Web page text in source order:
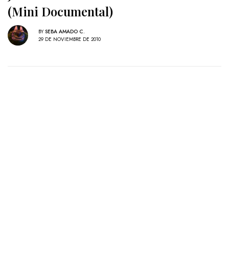
(Mini Documental)
BY SEBA AMADO C.
29 DE NOVIEMBRE DE 2010